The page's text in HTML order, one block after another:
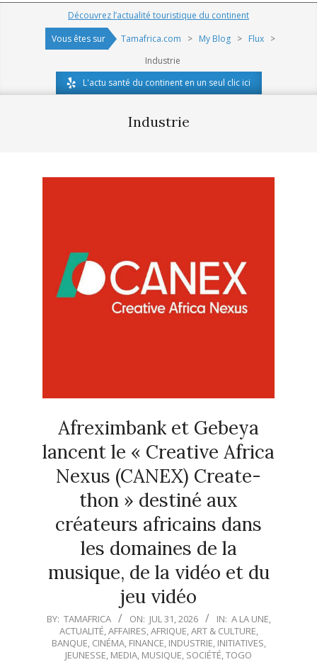
Navigation
Découvrez l’actualité touristique du continent
Vous êtes sur
Tamafrica.com > My Blog > Flux >
Industrie
L'actu santé du continent en un seul clic ici
Industrie
Afreximbank et Gebeya
lancent le « Creative Africa
Nexus (CANEX) Create-
thon » destiné aux
créateurs africains dans
les domaines de la
musique, de la vidéo et du
jeu vidéo
2026-
31
BY: TAMAFRICA ON: JUL 31, 2026 IN: A LA UNE,
ACTUALITÉ,AFFAIRES,AFRIQUE,ART & CULTURE,
BANQUE, CINÉMA, FINANCE, INDUSTRIE, INITIATIVES,
JEUNESSE, MEDIA, MUSIQUE, SOCIÉTÉ,TOGO